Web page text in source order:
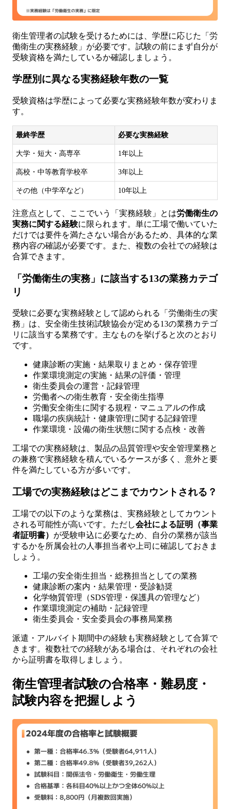
衛生管理者の試験を受けるためには、学歴に応じた「労
働衛生の実務経験」が必要です。試験の前にまず自分が
受験資格を満たしているか確認しましょう。
学歴別に異なる実務経験年数の一覧
受験資格は学歴によって必要な実務経験年数が変わりま
す。
最終学歴 必要な実務経験
大学・短大・高専卒 1年以上
高校・中等教育学校卒 3年以上
その他（中学卒など） 10年以上
注意点として、ここでいう「実務経験」とは労働衛生の
実務に関する経験に限られます。単に工場で働いていた
だけでは要件を満たさない場合があるため、具体的な業
務内容の確認が必要です。また、複数の会社での経験は
合算できます。
「労働衛生の実務」に該当する13の業務カテゴ
リ
受験に必要な実務経験として認められる「労働衛生の実
務」は、安全衛生技術試験協会が定める13の業務カテゴ
リに該当する業務です。主なものを挙げると次のとおり
です。
健康診断の実施・結果取りまとめ・保存管理
作業環境測定の実施・結果の評価・管理
衛生委員会の運営・記録管理
労働者への衛生教育・安全衛生指導
労働安全衛生に関する規程・マニュアルの作成
職場の疾病統計・健康管理に関する記録管理
作業環境・設備の衛生状態に関する点検・改善
工場での実務経験は、製品の品質管理や安全管理業務と
の兼務で実務経験を積んでいるケースが多く、意外と要
件を満たしている方が多いです。
工場での実務経験はどこまでカウントされる？
工場での以下のような業務は、実務経験としてカウント
される可能性が高いです。ただし会社による証明（事業
者証明書） が受験申込に必要なため、自分の業務が該当
するかを所属会社の人事担当者や上司に確認しておきま
しょう。
工場の安全衛生担当・総務担当としての業務
健康診断の案内・結果管理・受診勧奨
化学物質管理（SDS管理・保護具の管理など）
作業環境測定の補助・記録管理
衛生委員会・安全委員会の事務局業務
派遣・アルバイト期間中の経験も実務経験として合算で
きます。複数社での経験がある場合は、それぞれの会社
から証明書を取得しましょう。
衛生管理者試験の合格率・難易度・
試験内容を把握しよう